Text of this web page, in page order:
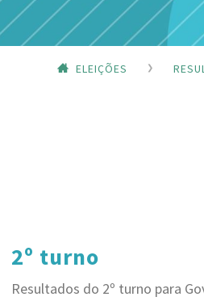
ELEIÇÕES
2º turno
Resultados do 2º turno para